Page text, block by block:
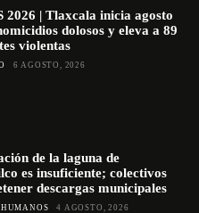
2026 | Tlaxcala inicia agosto
dolosos y eleva a 89
violentas
6 AGOSTO, 2026
de la laguna de
es insuficiente; colectivos
descargas municipales
4 AGOSTO, 2026